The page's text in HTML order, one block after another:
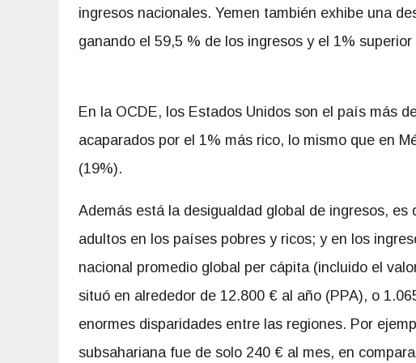
ingresos nacionales. Yemen también exhibe una
ganando el 59,5 % de los ingresos y el 1%
En la OCDE, los Estados Unidos son el país más
acaparados por el 1% más rico, lo mismo que en
(19%).
Además está la desigualdad global de ingresos,
adultos en los países pobres y ricos; y en los
nacional promedio global per cápita (incluido el
situó en alrededor de 12.800 € al año (PPA), o
enormes disparidades entre las regiones. Por
subsahariana fue de solo 240 € al mes, en